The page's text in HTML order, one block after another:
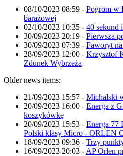
08/10/2023 08:59 - Pogrom w
barażowej
02/10/2023 10:35 - 40
30/09/2023 20:19 - Pierwsza
30/09/2023 07:39 - Faworyt
28/09/2023 12:00 - Krzysztof
Zdunek Wybrzeża
Older news items:
21/09/2023 15:57 - Michalski
20/09/2023 16:00 - Energa z
koszykówkę
20/09/2023 15:53 - Energa 77
Polski klasy Micro - ORLEN
18/09/2023 09:36 - Trzy
16/09/2023 20:03 - AP Orlen